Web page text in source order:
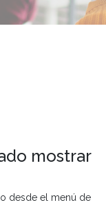
mostrar
desde el menú de